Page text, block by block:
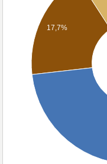
17,7%